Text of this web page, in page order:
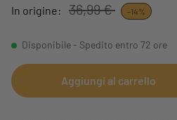
In origine: 36,99 € -14%
Disponibile - Spedito entro 72 ore
Aggiungi al carrello